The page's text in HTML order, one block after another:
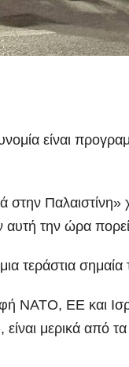
είναι
στην
την ώρα
τεράστια σημαία
ΝΑΤΟ, ΕΕ και
είναι μερικά από